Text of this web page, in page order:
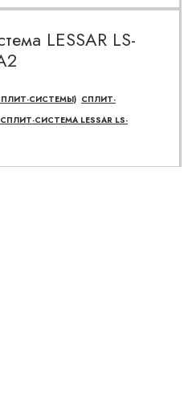
LESSAR LS-
СИСТЕМЫ) СПЛИТ-
СИСТЕМА LESSAR LS-